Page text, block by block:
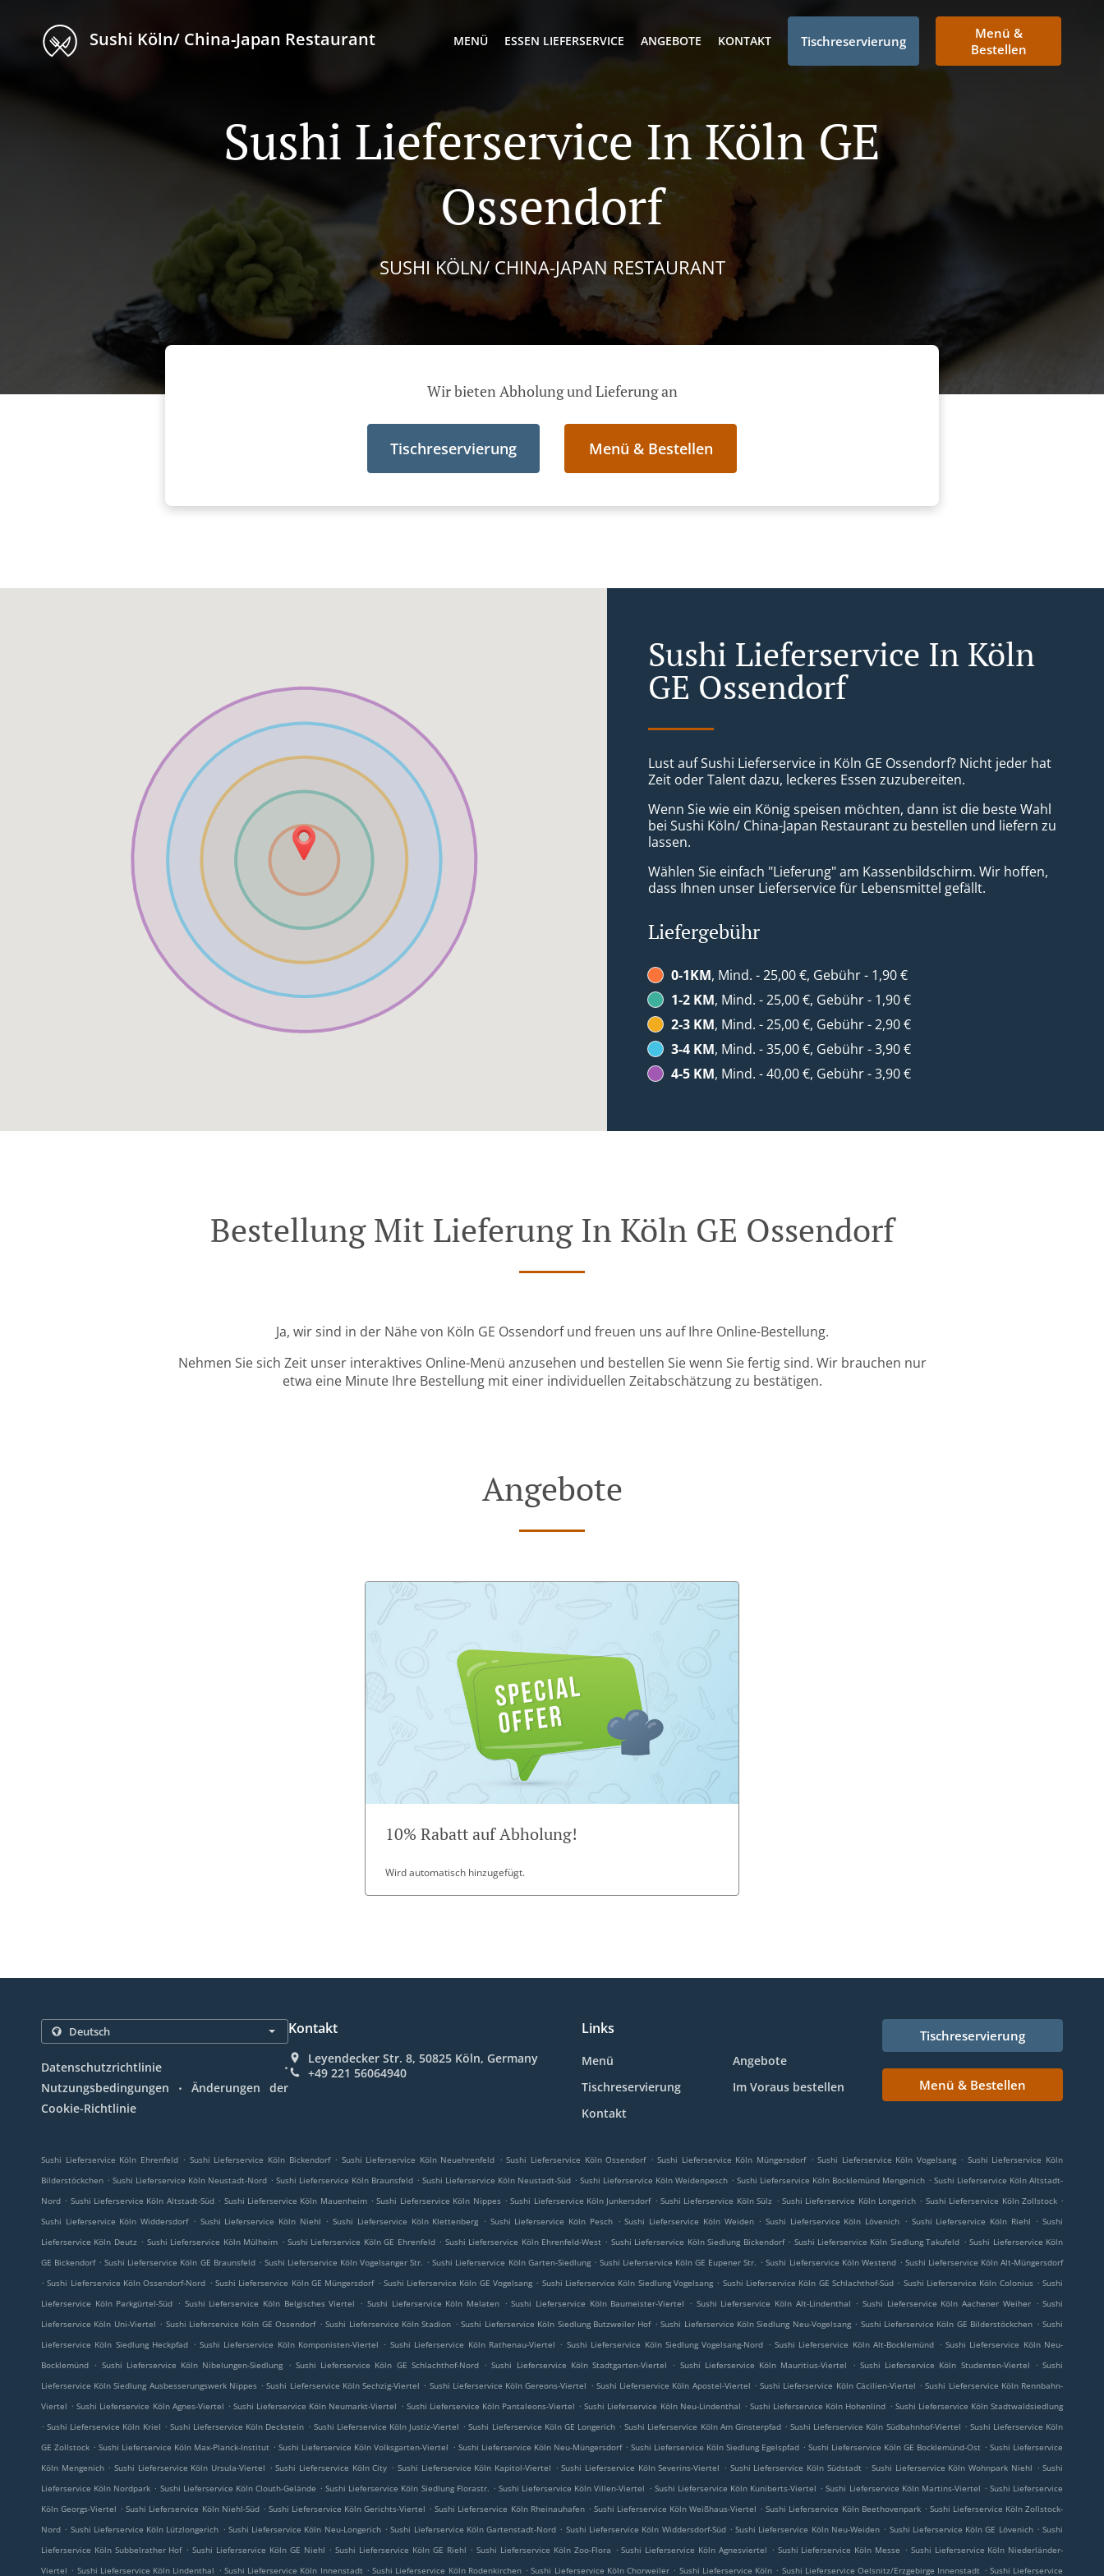
Sushi Köln/ China-Japan Restaurant MENÜ ESSEN LIEFERSERVICE ANGEBOTE KONTAKT Tischreservierung
Menü &
Bestellen
Sushi Lieferservice In Köln GE
Ossendorf
SUSHI KÖLN/ CHINA-JAPAN RESTAURANT
Wir bieten Abholung und Lieferung an
Tischreservierung Menü & Bestellen
Sushi Lieferservice In Köln
GE Ossendorf
Lust auf Sushi Lieferservice in Köln GE Ossendorf? Nicht jeder hat
Zeit oder Talent dazu, leckeres Essen zuzubereiten.
Wenn Sie wie ein König speisen möchten, dann ist die beste Wahl
bei Sushi Köln/ China-Japan Restaurant zu bestellen und liefern zu
lassen.
Wählen Sie einfach "Lieferung" am Kassenbildschirm. Wir hoffen,
dass Ihnen unser Lieferservice für Lebensmittel gefällt.
Liefergebühr
0-1KM, Mind. - 25,00 €, Gebühr - 1,90 €
1-2 KM, Mind. - 25,00 €, Gebühr - 1,90 €
2-3 KM, Mind. - 25,00 €, Gebühr - 2,90 €
3-4 KM, Mind. - 35,00 €, Gebühr - 3,90 €
4-5 KM, Mind. - 40,00 €, Gebühr - 3,90 €
Bestellung Mit Lieferung In Köln GE Ossendorf
Ja, wir sind in der Nähe von Köln GE Ossendorf und freuen uns auf Ihre Online-Bestellung.
Nehmen Sie sich Zeit unser interaktives Online-Menü anzusehen und bestellen Sie wenn Sie fertig sind. Wir brauchen nur
etwa eine Minute Ihre Bestellung mit einer individuellen Zeitabschätzung zu bestätigen.
Angebote
10% Rabatt auf Abholung!
Wird automatisch hinzugefügt.
Datenschutzrichtlinie .
Nutzungsbedingungen .
Änderungen der
Cookie-Richtlinie
Kontakt
Leyendecker Str. 8, 50825 Köln, Germany
+49 221 56064940
Links
Menü
Angebote
Tischreservierung
Im Voraus bestellen
Kontakt
Tischreservierung
Menü & Bestellen
Sushi Lieferservice Köln Ehrenfeld . Sushi Lieferservice Köln Bickendorf . Sushi Lieferservice Köln Neuehrenfeld . Sushi Lieferservice Köln Ossendorf . Sushi Lieferservice Köln Müngersdorf . Sushi Lieferservice Köln Vogelsang . Sushi Lieferservice Köln
Bilderstöckchen . Sushi Lieferservice Köln Neustadt-Nord . Sushi Lieferservice Köln Braunsfeld . Sushi Lieferservice Köln Neustadt-Süd . Sushi Lieferservice Köln Weidenpesch . Sushi Lieferservice Köln Bocklemünd Mengenich . Sushi Lieferservice Köln Altstadt-
Nord . Sushi Lieferservice Köln Altstadt-Süd . Sushi Lieferservice Köln Mauenheim . Sushi Lieferservice Köln Nippes . Sushi Lieferservice Köln Junkersdorf . Sushi Lieferservice Köln Sülz . Sushi Lieferservice Köln Longerich . Sushi Lieferservice Köln Zollstock .
Sushi Lieferservice Köln Widdersdorf . Sushi Lieferservice Köln Niehl . Sushi Lieferservice Köln Klettenberg . Sushi Lieferservice Köln Pesch . Sushi Lieferservice Köln Weiden . Sushi Lieferservice Köln Lövenich . Sushi Lieferservice Köln Riehl . Sushi
Lieferservice Köln Deutz . Sushi Lieferservice Köln Mülheim . Sushi Lieferservice Köln GE Ehrenfeld . Sushi Lieferservice Köln Ehrenfeld-West . Sushi Lieferservice Köln Siedlung Bickendorf . Sushi Lieferservice Köln Siedlung Takufeld . Sushi Lieferservice Köln
GE Bickendorf . Sushi Lieferservice Köln GE Braunsfeld . Sushi Lieferservice Köln Vogelsanger Str. . Sushi Lieferservice Köln Garten-Siedlung . Sushi Lieferservice Köln GE Eupener Str. . Sushi Lieferservice Köln Westend . Sushi Lieferservice Köln Alt-Müngersdorf
. Sushi Lieferservice Köln Ossendorf-Nord . Sushi Lieferservice Köln GE Müngersdorf . Sushi Lieferservice Köln GE Vogelsang . Sushi Lieferservice Köln Siedlung Vogelsang . Sushi Lieferservice Köln GE Schlachthof-Süd . Sushi Lieferservice Köln Colonius . Sushi
Lieferservice Köln Parkgürtel-Süd . Sushi Lieferservice Köln Belgisches Viertel . Sushi Lieferservice Köln Melaten . Sushi Lieferservice Köln Baumeister-Viertel . Sushi Lieferservice Köln Alt-Lindenthal . Sushi Lieferservice Köln Aachener Weiher . Sushi
Lieferservice Köln Uni-Viertel . Sushi Lieferservice Köln GE Ossendorf . Sushi Lieferservice Köln Stadion . Sushi Lieferservice Köln Siedlung Butzweiler Hof . Sushi Lieferservice Köln Siedlung Neu-Vogelsang . Sushi Lieferservice Köln GE Bilderstöckchen . Sushi
Lieferservice Köln Siedlung Heckpfad . Sushi Lieferservice Köln Komponisten-Viertel . Sushi Lieferservice Köln Rathenau-Viertel . Sushi Lieferservice Köln Siedlung Vogelsang-Nord . Sushi Lieferservice Köln Alt-Bocklemünd . Sushi Lieferservice Köln Neu-
Bocklemünd . Sushi Lieferservice Köln Nibelungen-Siedlung . Sushi Lieferservice Köln GE Schlachthof-Nord . Sushi Lieferservice Köln Stadtgarten-Viertel . Sushi Lieferservice Köln Mauritius-Viertel . Sushi Lieferservice Köln Studenten-Viertel . Sushi
Lieferservice Köln Siedlung Ausbesserungswerk Nippes . Sushi Lieferservice Köln Sechzig-Viertel . Sushi Lieferservice Köln Gereons-Viertel . Sushi Lieferservice Köln Apostel-Viertel . Sushi Lieferservice Köln Cäcilien-Viertel . Sushi Lieferservice Köln Rennbahn-
Viertel . Sushi Lieferservice Köln Agnes-Viertel . Sushi Lieferservice Köln Neumarkt-Viertel . Sushi Lieferservice Köln Pantaleons-Viertel . Sushi Lieferservice Köln Neu-Lindenthal . Sushi Lieferservice Köln Hohenlind . Sushi Lieferservice Köln Stadtwaldsiedlung
. Sushi Lieferservice Köln Kriel . Sushi Lieferservice Köln Deckstein . Sushi Lieferservice Köln Justiz-Viertel . Sushi Lieferservice Köln GE Longerich . Sushi Lieferservice Köln Am Ginsterpfad . Sushi Lieferservice Köln Südbahnhof-Viertel . Sushi Lieferservice Köln
GE Zollstock . Sushi Lieferservice Köln Max-Planck-Institut . Sushi Lieferservice Köln Volksgarten-Viertel . Sushi Lieferservice Köln Neu-Müngersdorf . Sushi Lieferservice Köln Siedlung Egelspfad . Sushi Lieferservice Köln GE Bocklemünd-Ost . Sushi Lieferservice
Köln Mengenich . Sushi Lieferservice Köln Ursula-Viertel . Sushi Lieferservice Köln City . Sushi Lieferservice Köln Kapitol-Viertel . Sushi Lieferservice Köln Severins-Viertel . Sushi Lieferservice Köln Südstadt . Sushi Lieferservice Köln Wohnpark Niehl . Sushi
Lieferservice Köln Nordpark . Sushi Lieferservice Köln Clouth-Gelände . Sushi Lieferservice Köln Siedlung Florastr. . Sushi Lieferservice Köln Villen-Viertel . Sushi Lieferservice Köln Kuniberts-Viertel . Sushi Lieferservice Köln Martins-Viertel . Sushi Lieferservice
Köln Georgs-Viertel . Sushi Lieferservice Köln Niehl-Süd . Sushi Lieferservice Köln Gerichts-Viertel . Sushi Lieferservice Köln Rheinauhafen . Sushi Lieferservice Köln Weißhaus-Viertel . Sushi Lieferservice Köln Beethovenpark . Sushi Lieferservice Köln Zollstock-
Nord . Sushi Lieferservice Köln Lützlongerich . Sushi Lieferservice Köln Neu-Longerich . Sushi Lieferservice Köln Gartenstadt-Nord . Sushi Lieferservice Köln Widdersdorf-Süd . Sushi Lieferservice Köln Neu-Weiden . Sushi Lieferservice Köln GE Lövenich . Sushi
Lieferservice Köln Subbelrather Hof . Sushi Lieferservice Köln GE Niehl . Sushi Lieferservice Köln GE Riehl . Sushi Lieferservice Köln Zoo-Flora . Sushi Lieferservice Köln Agnesviertel . Sushi Lieferservice Köln Messe . Sushi Lieferservice Köln Niederländer-
Viertel . Sushi Lieferservice Köln Lindenthal . Sushi Lieferservice Köln Innenstadt . Sushi Lieferservice Köln Rodenkirchen . Sushi Lieferservice Köln Chorweiler . Sushi Lieferservice Köln . Sushi Lieferservice Oelsnitz/Erzgebirge Innenstadt . Sushi Lieferservice